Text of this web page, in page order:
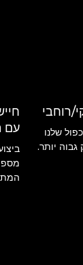
רוחבי
שלנו
גבוה יותר.
עם